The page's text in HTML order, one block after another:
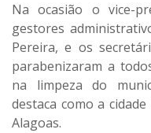
Na ocasião o vice-
gestores
Pereira, e os
parabenizaram a
na limpeza do
destaca como a
Alagoas.